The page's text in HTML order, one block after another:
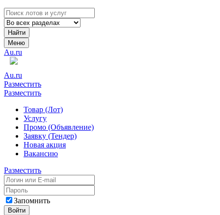
Найти
Меню
Au.ru
Au.ru
Разместить
Разместить
Товар (Лот)
Услугу
Промо (Объявление)
Заявку (Тендер)
Новая акция
Вакансию
Разместить
Запомнить
Войти